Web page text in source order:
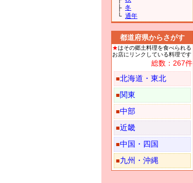
├ 冬
└ 通年
都道府県からさがす
★はその郷土料理を食べられる
お店にリンクしている料理です
総数：267件
■北海道・東北
■関東
■中部
■近畿
■中国・四国
■九州・沖縄